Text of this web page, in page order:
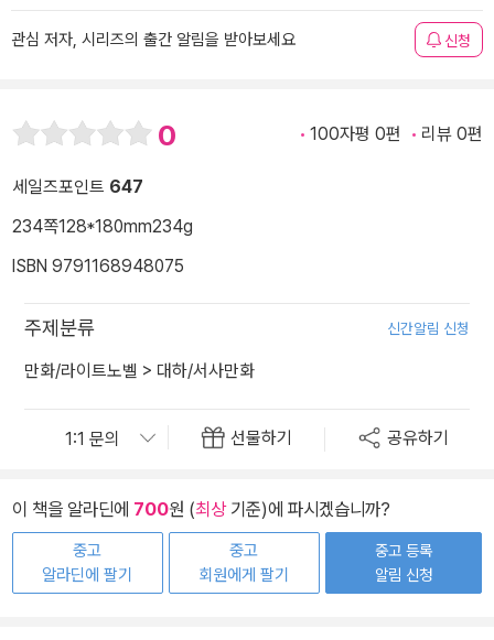
관심 저자, 시리즈의 출간 알림을 받아보세요 신청
0 100자평 0편 리뷰 0편
세일즈포인트 647
234쪽128*180mm234g
ISBN 9791168948075
주제분류 신간알림 신청
만화/라이트노벨 > 대하/서사만화
선물하기 공유하기
이 책을 알라딘에 700원 (최상기준)에 파시겠습니까?
중고
알라딘에 팔기
중고
회원에게 팔기
중고 등록
알림 신청